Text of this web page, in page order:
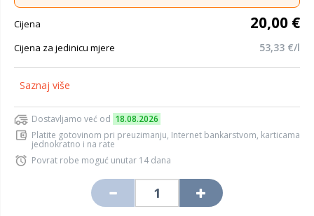
Cijena 20,00 €
Cijena za jedinicu mjere 53,33 €/l
Saznaj više
Dostavljamo već od 18.08.2026
Platite gotovinom pri preuzimanju, Internet bankarstvom, karticama
jednokratno i na rate
Povrat robe moguć unutar 14 dana